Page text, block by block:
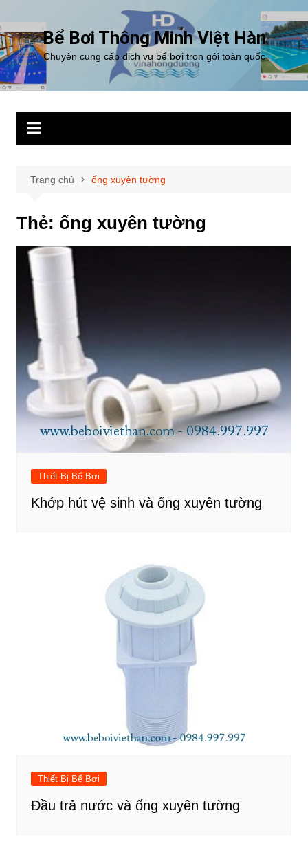
đến
phần
nội
dung
Bể Bơi Thông Minh Việt Hàn
Chuyên cung cấp dịch vụ bể bơi trọn gói toàn quốc
Trang chủ ống xuyên tường
Thẻ: ống xuyên tường
Thiết Bị Bể Bơi
Khớp hút vệ sinh và ống xuyên tường
Thiết Bị Bể Bơi
Đầu trả nước và ống xuyên tường